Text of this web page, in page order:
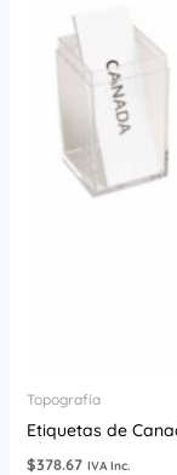
Topografía
Etiquetas de
$378.67 IVA Inc.